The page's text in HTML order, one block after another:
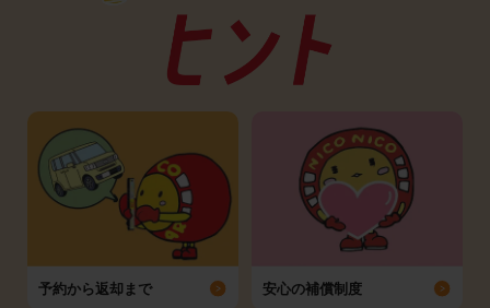
予約から返却まで 安心の補償制度